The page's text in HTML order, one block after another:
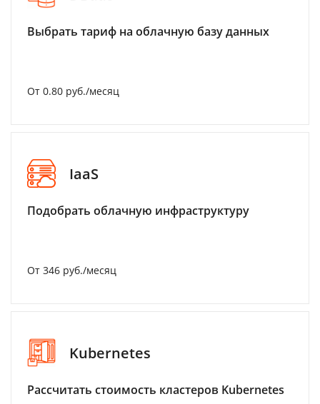
Выбрать тариф на облачную базу данных
От 0.80 руб./месяц
IaaS
Подобрать облачную инфраструктуру
От 346 руб./месяц
Kubernetes
Рассчитать стоимость кластеров Kubernetes